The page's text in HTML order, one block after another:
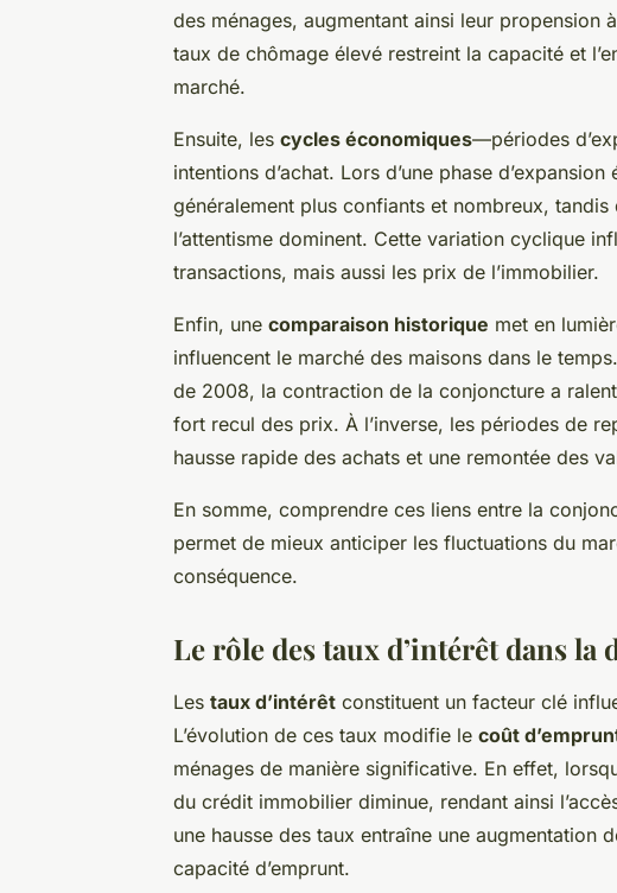
des ménages, augmentant ainsi leur propension
taux de chômage élevé restreint la capacité et
marché.
Ensuite, les cycles économiques—périodes
intentions d’achat. Lors d’une phase
généralement plus confiants et nombreux,
l’attentisme dominent. Cette variation cyclique
transactions, mais aussi les prix de l’immobilier.
Enfin, une comparaison historique met en
influencent le marché des maisons dans le
de 2008, la contraction de la conjoncture a
fort recul des prix. À l’inverse, les périodes de
hausse rapide des achats et une remontée des
En somme, comprendre ces liens entre la
permet de mieux anticiper les fluctuations du
conséquence.
Le rôle des taux d’intérêt dans la
Les taux d’intérêt constituent un facteur clé
L’évolution de ces taux modifie le coût
ménages de manière significative. En effet,
du crédit immobilier diminue, rendant ainsi
une hausse des taux entraîne une augmentation
capacité d’emprunt.